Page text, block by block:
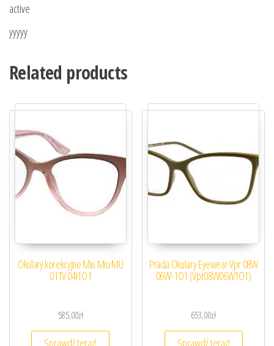
active
yyyyy
Related products
Okulary korekcyjne Miu Miu MU
01TV 04I1O1
585,00zł
Sprawdź teraz!
Prada Okulary Eyewear Vpr 08W
06W-1O1 (Vpr08W06W1O1)
653,00zł
Sprawdź teraz!